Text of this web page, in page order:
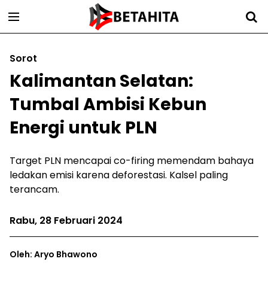
Sorot
Kalimantan Selatan:
Tumbal Ambisi Kebun
Energi untuk PLN
Target PLN mencapai co-firing memendam bahaya
ledakan emisi karena deforestasi. Kalsel paling
terancam.
Rabu, 28 Februari 2024
Oleh: Aryo Bhawono